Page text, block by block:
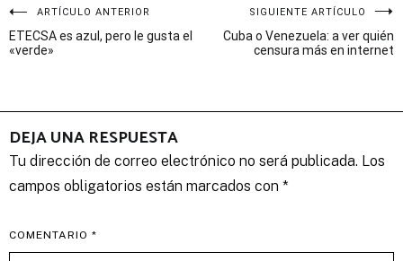
Navegación
de
ARTÍCULO ANTERIOR
ETECSA es azul, pero le gusta el
«verde»
SIGUIENTE ARTÍCULO
Cuba o Venezuela: a ver quién
censura más en internet
DEJA UNA RESPUESTA
Tu dirección de correo electrónico no será publicada. Los
campos obligatorios están marcados con *
COMENTARIO *